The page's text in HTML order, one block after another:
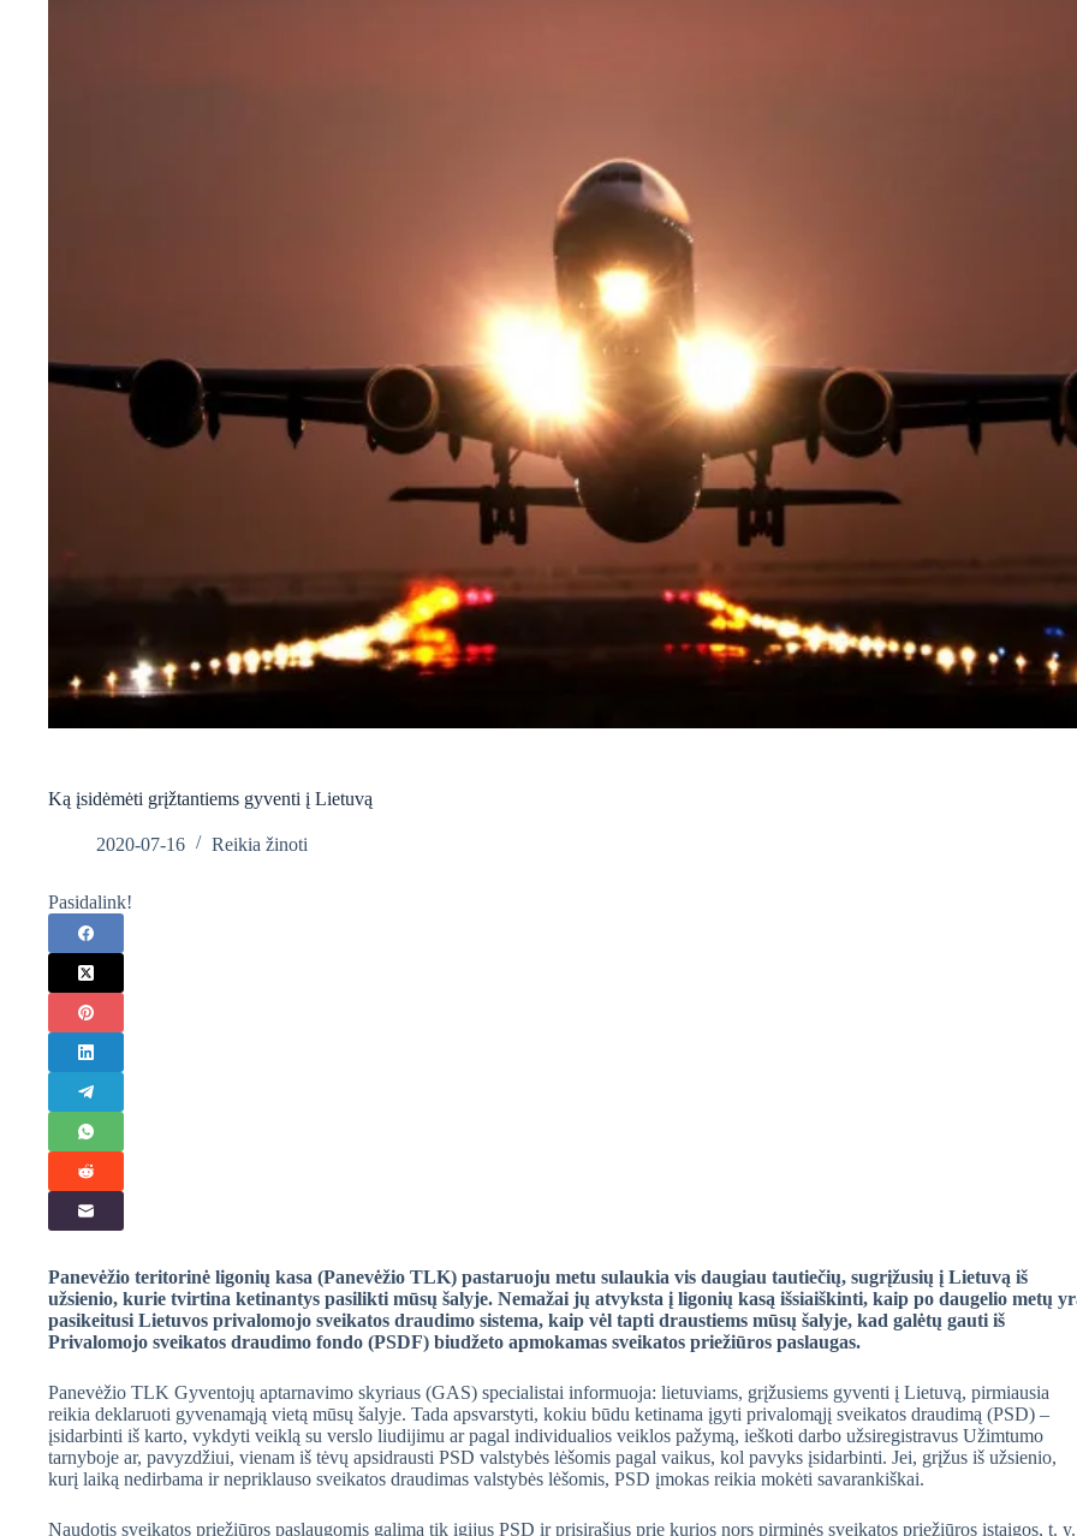
Ką įsidėmėti grįžtantiems gyventi į Lietuvą
2020-07-16 Reikia žinoti
Pasidalink!
Panevėžio teritorinė ligonių kasa (Panevėžio TLK) pastaruoju metu sulaukia vis daugiau tautiečių, sugrįžusių į Lietuvą iš
užsienio, kurie tvirtina ketinantys pasilikti mūsų šalyje. Nemažai jų atvyksta į ligonių kasą išsiaiškinti, kaip po daugelio metų
pasikeitusi Lietuvos privalomojo sveikatos draudimo sistema, kaip vėl tapti draustiems mūsų šalyje, kad galėtų gauti iš
Privalomojo sveikatos draudimo fondo (PSDF) biudžeto apmokamas sveikatos priežiūros paslaugas.
Panevėžio TLK Gyventojų aptarnavimo skyriaus (GAS) specialistai informuoja: lietuviams, grįžusiems gyventi į Lietuvą, pirmiausia
reikia deklaruoti gyvenamąją vietą mūsų šalyje. Tada apsvarstyti, kokiu būdu ketinama įgyti privalomąjį sveikatos draudimą (PSD) –
įsidarbinti iš karto, vykdyti veiklą su verslo liudijimu ar pagal individualios veiklos pažymą, ieškoti darbo užsiregistravus Užimtumo
tarnyboje ar, pavyzdžiui, vienam iš tėvų apsidrausti PSD valstybės lėšomis pagal vaikus, kol pavyks įsidarbinti. Jei, grįžus iš užsienio,
kurį laiką nedirbama ir nepriklauso sveikatos draudimas valstybės lėšomis, PSD įmokas reikia mokėti savarankiškai.
Naudotis sveikatos priežiūros paslaugomis galima tik įgijus PSD ir prisirašius prie kurios nors pirminės sveikatos priežiūros įstaigos, t. y.